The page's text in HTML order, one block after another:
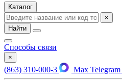
Каталог
×
Найти
Способы связи
×
(863) 310-000-3 Max Telegram